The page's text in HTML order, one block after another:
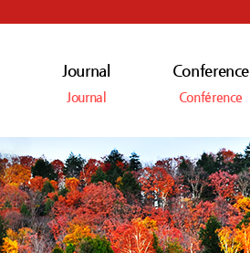
Journal
Journal
Conference
Conférence